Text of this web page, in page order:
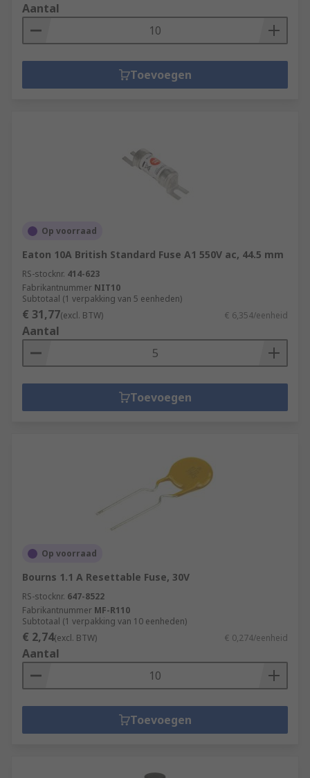
Aantal
Toevoegen
Op voorraad
Eaton 10A British Standard Fuse A1 550V ac, 44.5 mm
RS-stocknr. 414-623
Fabrikantnummer NIT10
Subtotaal (1 verpakking van 5 eenheden)
€ 31,77(excl. BTW) € 6,354/eenheid
Aantal
Toevoegen
Op voorraad
Bourns 1.1 A Resettable Fuse, 30V
RS-stocknr. 647-8522
Fabrikantnummer MF-R110
Subtotaal (1 verpakking van 10 eenheden)
€ 2,74(excl. BTW) € 0,274/eenheid
Aantal
Toevoegen